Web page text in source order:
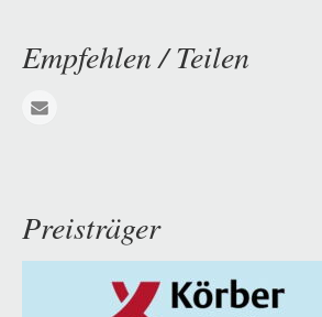
Empfehlen / Teilen
Preisträger